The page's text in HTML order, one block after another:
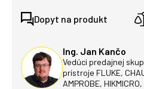
Dopyt na produkt
Ing. Jan Kančo
Vedúci predajnej
prístroje FLUKE,
AMPROBE,